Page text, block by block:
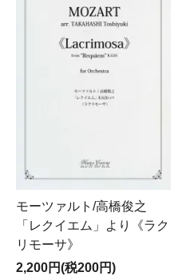
モーツァルト/高橋俊之
「レクイエム」より《ラク
リモーサ》
2,200円(税200円)